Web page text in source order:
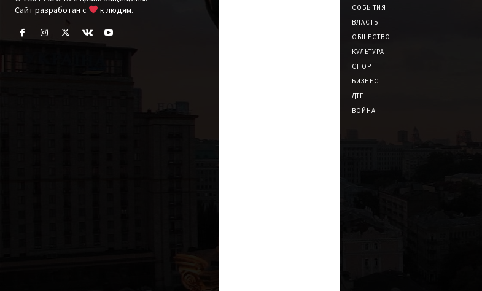
Cайт разработан с
к людям.
СОБЫТИЯ
ВЛАСТЬ
ОБЩЕСТВО
КУЛЬТУРА
СПОРТ
БИЗНЕС
ДТП
ВОЙНА